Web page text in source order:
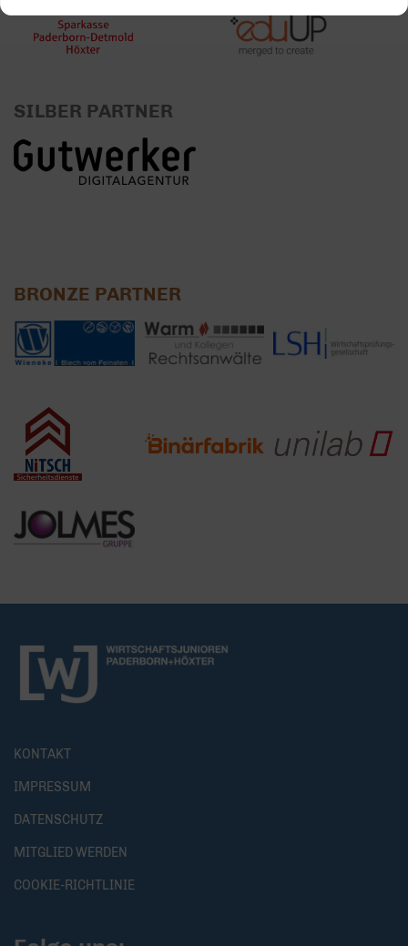
SILBER PARTNER
BRONZE PARTNER
KONTAKT
IMPRESSUM
DATENSCHUTZ
MITGLIED WERDEN
COOKIE-RICHTLINIE